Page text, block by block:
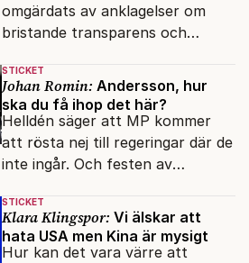
omgärdats av anklagelser om
bristande transparens och
internationella biståndsmedel.
STICKET
Johan Romin: Andersson, hur
ska du få ihop det här?
Helldén säger att MP kommer
att rösta nej till regeringar där de
inte ingår. Och festen av
betalas med lån.
STICKET
Klara Klingspor: Vi älskar att
hata USA men Kina är mysigt
Hur kan det vara värre att